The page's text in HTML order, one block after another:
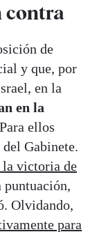
contra
de
y que, por
en la
en la
ellos
Gabinete.
la victoria de
puntuación,
Olvidando,
para